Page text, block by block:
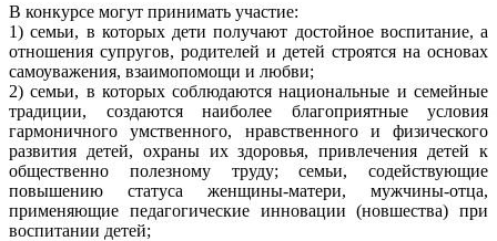
В конкурсе могут принимать участие:
1) семьи, в которых дети получают достойное воспитание, а
отношения супругов, родителей и детей строятся на основах
самоуважения, взаимопомощи и любви;
2) семьи, в которых соблюдаются национальные и семейные
традиции, создаются наиболее благоприятные условия
гармоничного умственного, нравственного и физического
развития детей, охраны их здоровья, привлечения детей к
общественно полезному труду; семьи, содействующие
повышению статуса женщины-матери, мужчины-отца,
применяющие педагогические инновации (новшества) при
воспитании детей;